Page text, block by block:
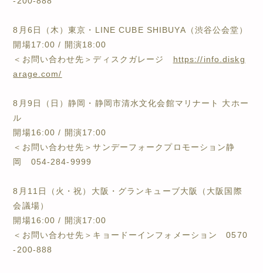
8月6日（木）東京・LINE CUBE SHIBUYA（渋谷公会堂）
開場17:00 / 開演18:00
＜お問い合わせ先＞ディスクガレージ https://info.diskg
arage.com/
8月9日（日）静岡・静岡市清水文化会館マリナート 大ホー
ル
開場16:00 / 開演17:00
＜お問い合わせ先＞サンデーフォークプロモーション静
岡 054-284-9999
8月11日（火・祝）大阪・グランキューブ大阪（大阪国際
会議場）
開場16:00 / 開演17:00
＜お問い合わせ先＞キョードーインフォメーション 0570
-200-888